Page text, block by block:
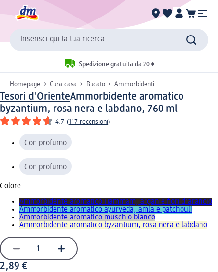
Inserisci qui la tua ricerca
Spedizione gratuita da 20 €
Homepage Cura casa Bucato Ammorbidenti
Tesori d'OrienteAmmorbidente aromatico
byzantium, rosa nera e labdano, 760 ml
4.7 (117 recensioni)
Con profumo
Con profumo
Colore
Ammorbidente aromatico Hammam, argan e fiori d'arancio
Ammorbidente aromatico ayurveda, amla e patchouli
Ammorbidente aromatico muschio bianco
Ammorbidente aromatico byzantium, rosa nera e labdano
2,89 €